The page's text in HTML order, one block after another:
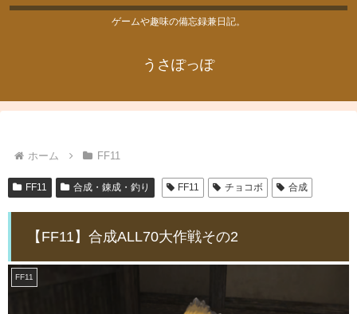
ゲームや趣味の備忘録兼日記。
うさぽっぽ
ホーム FF11
FF11 合成・錬成・釣り FF11 チョコボ 合成
【FF11】合成ALL70大作戦その2
FF11